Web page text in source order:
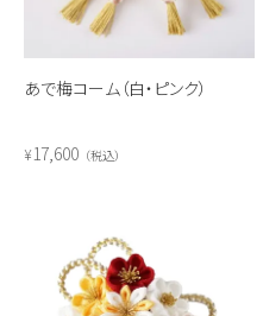
あで梅コーム（白・ピンク）
¥17,600 税込